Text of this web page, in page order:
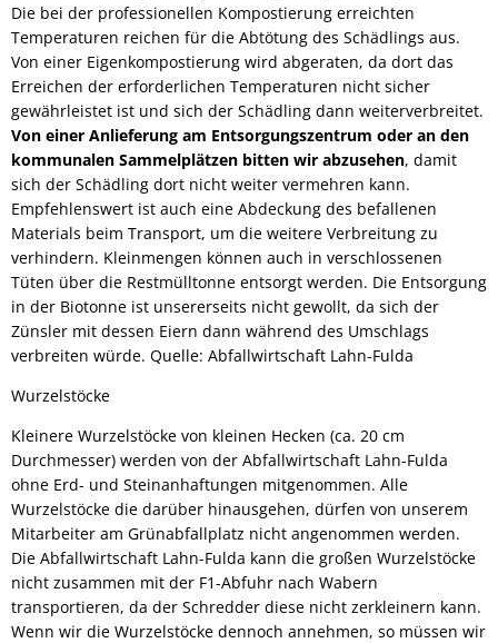
Die bei der professionellen Kompostierung erreichten
Temperaturen reichen für die Abtötung des Schädlings aus.
Von einer Eigenkompostierung wird abgeraten, da dort das
Erreichen der erforderlichen Temperaturen nicht sicher
gewährleistet ist und sich der Schädling dann weiterverbreitet.
Von einer Anlieferung am Entsorgungszentrum oder an den
kommunalen Sammelplätzen bitten wir abzusehen, damit
sich der Schädling dort nicht weiter vermehren kann.
Empfehlenswert ist auch eine Abdeckung des befallenen
Materials beim Transport, um die weitere Verbreitung zu
verhindern. Kleinmengen können auch in verschlossenen
Tüten über die Restmülltonne entsorgt werden. Die Entsorgung
in der Biotonne ist unsererseits nicht gewollt, da sich der
Zünsler mit dessen Eiern dann während des Umschlags
verbreiten würde. Quelle: Abfallwirtschaft Lahn-Fulda
Wurzelstöcke
Kleinere Wurzelstöcke von kleinen Hecken (ca. 20 cm
Durchmesser) werden von der Abfallwirtschaft Lahn-Fulda
ohne Erd- und Steinanhaftungen mitgenommen. Alle
Wurzelstöcke die darüber hinausgehen, dürfen von unserem
Mitarbeiter am Grünabfallplatz nicht angenommen werden.
Die Abfallwirtschaft Lahn-Fulda kann die großen Wurzelstöcke
nicht zusammen mit der F1-Abfuhr nach Wabern
transportieren, da der Schredder diese nicht zerkleinern kann.
Wenn wir die Wurzelstöcke dennoch annehmen, so müssen wir